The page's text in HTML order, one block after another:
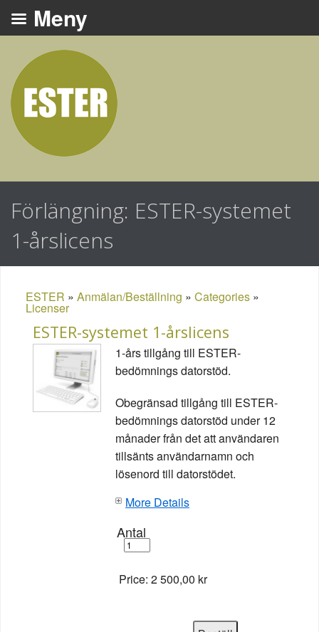
Förlängning: ESTER-systemet
1-årslicens
ESTER » Anmälan/Beställning » Categories »
Licenser
ESTER-systemet 1-årslicens
1-års tillgång till ESTER-
bedömnings datorstöd.
Obegränsad tillgång till ESTER-
bedömnings datorstöd under 12
månader från det att användaren
tillsänts användarnamn och
lösenord till datorstödet.
More Details
Antal
Price: 2 500,00 kr